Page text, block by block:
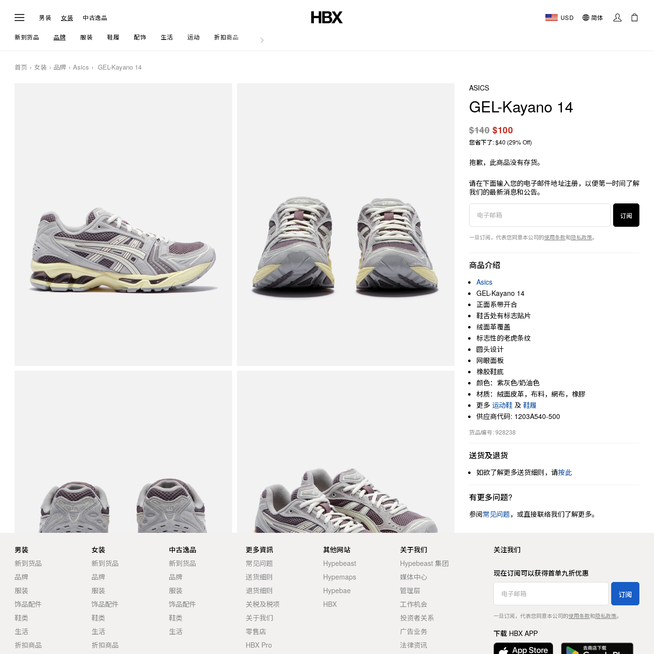
男装 女装 中古逸品 USD 简体
新到货品 品牌 服装 鞋履 配饰 生活 运动 折扣商品 文章
首页 女装 品牌 Asics GEL-Kayano 14
ASICS
GEL-Kayano 14
$140$100
您省下了: $40 (29% Off)
抱歉，此商品没有存货。
请在下面输入您的电子邮件地址注册，以便第一时间了解
我们的最新消息和公告。
订阅
一旦订阅，代表您同意本公司的使用条款和隐私政策。
商品介绍
Asics
GEL-Kayano 14
正面系带开合
鞋舌处有标志贴片
绒面革覆盖
标志性的老虎条纹
圆头设计
网眼面板
橡胶鞋底
颜色：紫灰色/奶油色
材质：絨面皮革，布料，網布，橡膠
更多 运动鞋 及 鞋履
供应商代码: 1203A540-500
货品编号: 928238
送货及退货
如欲了解更多送货细则，请按此
有更多问题?
参阅常见问题，或直接联络我们了解更多。
男装
新到货品
品牌
服装
饰品配件
鞋类
生活
折扣商品
女装
新到货品
品牌
服装
饰品配件
鞋类
生活
折扣商品
中古逸品
新到货品
品牌
服装
饰品配件
鞋类
生活
更多資訊
常见问题
送货细则
退货细则
关税及税项
关于我们
零售店
HBX Pro
其他网站
Hypebeast
Hypemaps
Hypebae
HBX
关于我们
Hypebeast 集团
媒体中心
管理层
工作机会
投资者关系
广告业务
法律资讯
关注我们
现在订阅可以获得首单九折优惠
订阅
一旦订阅，代表您同意本公司的使用条款和隐私政策。
下载 HBX APP